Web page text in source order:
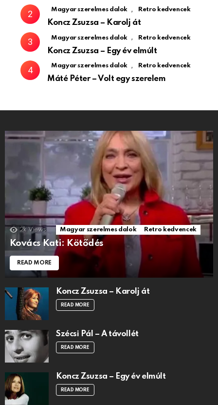
Magyar szerelmes dalok , Retro kedvencek
Koncz Zsuzsa – Karolj át
Magyar szerelmes dalok , Retro kedvencek
Koncz Zsuzsa – Egy év elmúlt
Magyar szerelmes dalok , Retro kedvencek
Máté Péter – Volt egy szerelem
2k Views Magyar szerelmes dalok Retro kedvencek
Kovács Kati: Kötődés
READ MORE
Koncz Zsuzsa – Karolj át
READ MORE
Szécsi Pál – A távollét
READ MORE
Koncz Zsuzsa – Egy év elmúlt
READ MORE